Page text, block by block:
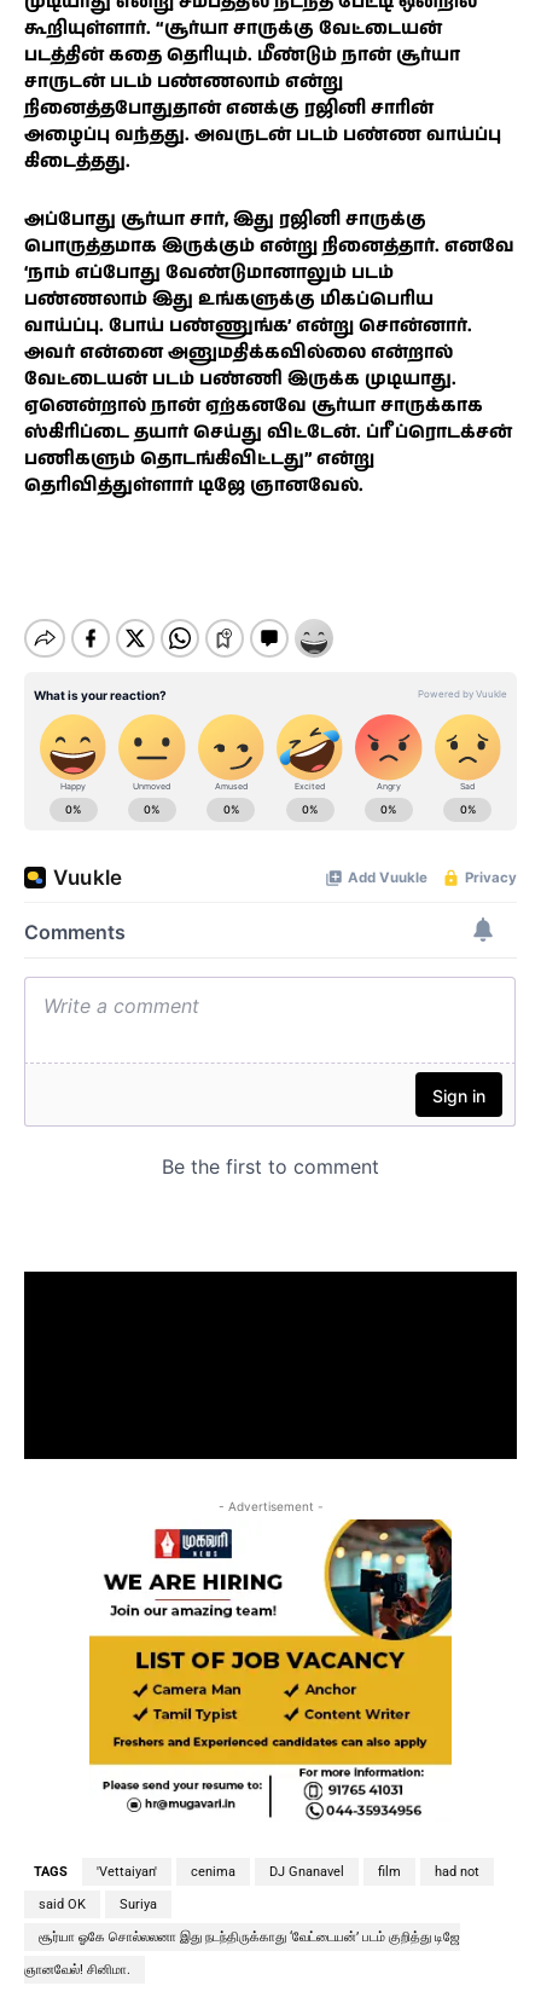
கூறியுள்ளார். “சூர்யா சாருக்கு வேட்டையன்
படத்தின் கதை தெரியும். மீண்டும் நான் சூர்யா
சாருடன் படம் பண்ணலாம் என்று
நினைத்தபோதுதான் எனக்கு ரஜினி சாரின்
அழைப்பு வந்தது. அவருடன் படம் பண்ண வாய்ப்பு
கிடைத்தது.
அப்போது சூர்யா சார், இது ரஜினி சாருக்கு
பொருத்தமாக இருக்கும் என்று நினைத்தார். எனவே
‘நாம் எப்போது வேண்டுமானாலும் படம்
பண்ணலாம் இது உங்களுக்கு மிகப்பெரிய
வாய்ப்பு. போய் பண்ணுங்க’ என்று சொன்னார்.
அவர் என்னை அனுமதிக்கவில்லை என்றால்
வேட்டையன் படம் பண்ணி இருக்க முடியாது.
ஏனென்றால் நான் ஏற்கனவே சூர்யா சாருக்காக
ஸ்கிரிப்டை தயார் செய்து விட்டேன். ப்ரீ ப்ரொடக்சன்
பணிகளும் தொடங்கிவிட்டது” என்று
தெரிவித்துள்ளார் டிஜே ஞானவேல்.
- Advertisement -
TAGS 'Vettaiyan' cenima DJ Gnanavel film had not
said OK Suriya
சூர்யா ஓகே சொல்லலனா இது நடந்திருக்காது ‘வேட்டையன்’ படம் குறித்து டிஜே
ஞானவேல்! சினிமா.